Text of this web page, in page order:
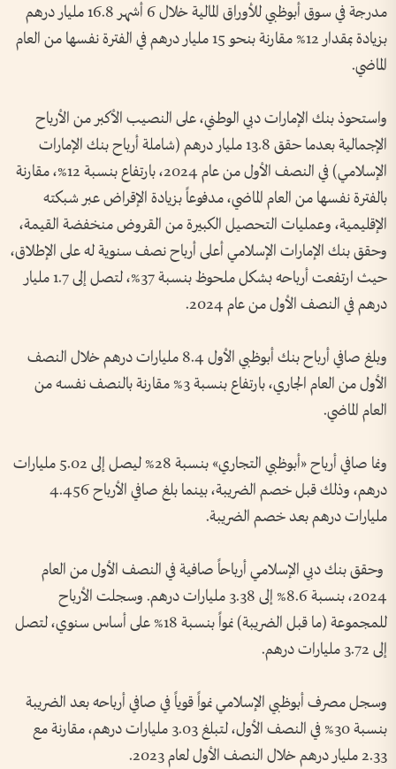
مدرجة في سوق أبوظبي للأوراق المالية خلال 6 أشهر 16.8 مليار درهم
بزيادة بمقدار 12% مقارنة بنحو 15 مليار درهم في الفترة نفسها من العام
الماضي.
واستحوذ بنك الإمارات دبي الوطني، على النصيب الأكبر من الأرباح
الإجمالية بعدما حقق 13.8 مليار درهم (شاملة أرباح بنك الإمارات
الإسلامي) في النصف الأول من عام 2024، بارتفاع بنسبة 12%، مقارنة
بالفترة نفسها من العام الماضي، مدفوعاً بزيادة الإقراض عبر شبكته
الإقليمية، وعمليات التحصيل الكبيرة من القروض منخفضة القيمة،
وحقق بنك الإمارات الإسلامي أعلى أرباح نصف سنوية له على الإطلاق،
حيث ارتفعت أرباحه بشكل ملحوظ بنسبة 37%، لتصل إلى 1.7 مليار
درهم في النصف الأول من عام 2024.
وبلغ صافي أرباح بنك أبوظبي الأول 8.4 مليارات درهم خلال النصف
الأول من العام الجاري، بارتفاع بنسبة 3% مقارنة بالنصف نفسه من
العام الماضي.
ونما صافي أرباح «أبوظبي التجاري» بنسبة 28% ليصل إلى 5.02 مليارات
درهم، وذلك قبل خصم الضريبة، بينما بلغ صافي الأرباح 4.456
مليارات درهم بعد خصم الضريبة.
وحقق بنك دبي الإسلامي أرباحاً صافية في النصف الأول من العام
2024، بنسبة 8.6% إلى 3.38 مليارات درهم. وسجلت الأرباح
للمجموعة (ما قبل الضريبة) نمواً بنسبة 18% على أساس سنوي، لتصل
إلى 3.72 مليارات درهم.
وسجل مصرف أبوظبي الإسلامي نمواً قوياً في صافي أرباحه بعد الضريبة
بنسبة 30% في النصف الأول، لتبلغ 3.03 مليارات درهم، مقارنة مع
2.33 مليار درهم خلال النصف الأول لعام 2023.